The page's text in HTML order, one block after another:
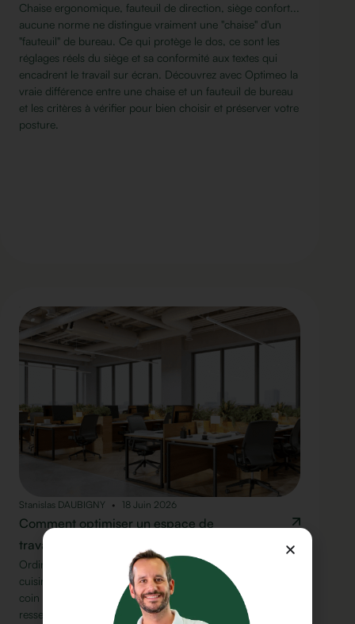
Chaise ergonomique, fauteuil de direction, siège confort...
aucune norme ne distingue vraiment une "chaise" d'un
"fauteuil" de bureau. Ce qui protège le dos, ce sont les
réglages réels du siège et sa conformité aux textes qui
encadrent le travail sur écran. Découvrez avec Optimeo la
vraie différence entre une chaise et un fauteuil de bureau
et les critères à vérifier pour bien choisir et préserver votre
posture.
Stanislas DAUBIGNY 18 Juin 2026
Comment optimiser un espace de
travail hybride ?
Ordinateur portable posé sur un dictionnaire, chaise de
cuisine en guise de fauteuil de bureau, dos courbé sur un
coin de table dans le train : c'est souvent à cela que
ressemble, en pratique, le "travail hybride". Pour autant,